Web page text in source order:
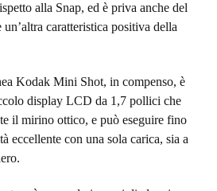
alla Snap, ed è priva anche del
caratteristica positiva della
Kodak Mini Shot, in compenso, è
display LCD da 1,7 pollici che
il mirino ottico, e può eseguire fino
eccellente con una sola carica, sia a